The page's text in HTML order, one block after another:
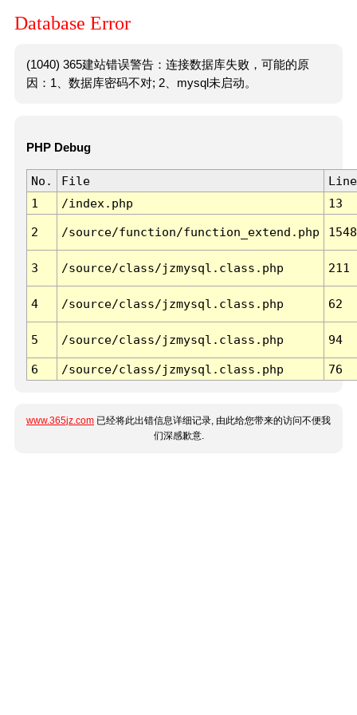
Database Error
(1040) 365建站错误警告：连接数据库失败，可能的原
因：1、数据库密码不对; 2、mysql未启动。
PHP Debug
No. File
Line
1
/index.php 13
2 /source/function/function_extend.php 1548
3 /source/class/jzmysql.class.php 211
4 /source/class/jzmysql.class.php 62
5 /source/class/jzmysql.class.php 94
6 /source/class/jzmysql.class.php 76
www.365jz.com 已经将此出错信息详细记录, 由此给您带来的访问不便我
们深感歉意.